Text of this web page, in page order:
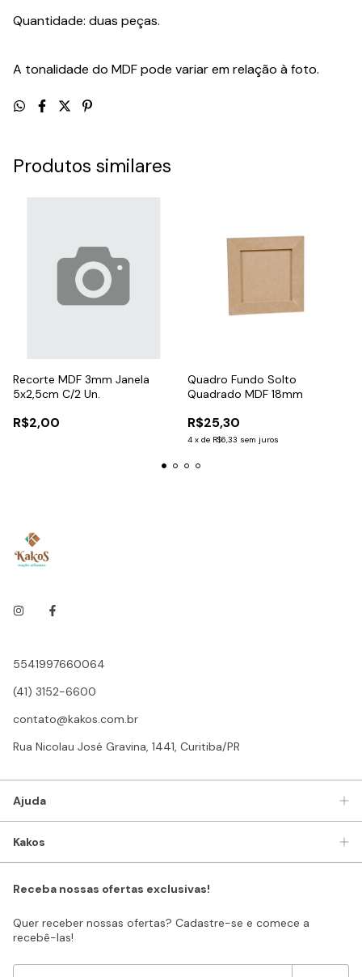
Quantidade: duas peças.
A tonalidade do MDF pode variar em relação à foto.
Produtos similares
Recorte MDF 3mm Janela
5x2,5cm C/2 Un.
R$2,00
Quadro Fundo Solto
Quadrado MDF 18mm
R$25,30
4 x de R$6,33 sem juros
5541997660064
(41) 3152-6600
contato@kakos.com.br
Rua Nicolau José Gravina, 1441, Curitiba/PR
Ajuda
Kakos
Receba nossas ofertas exclusivas!
Quer receber nossas ofertas? Cadastre-se e comece a
recebê-las!